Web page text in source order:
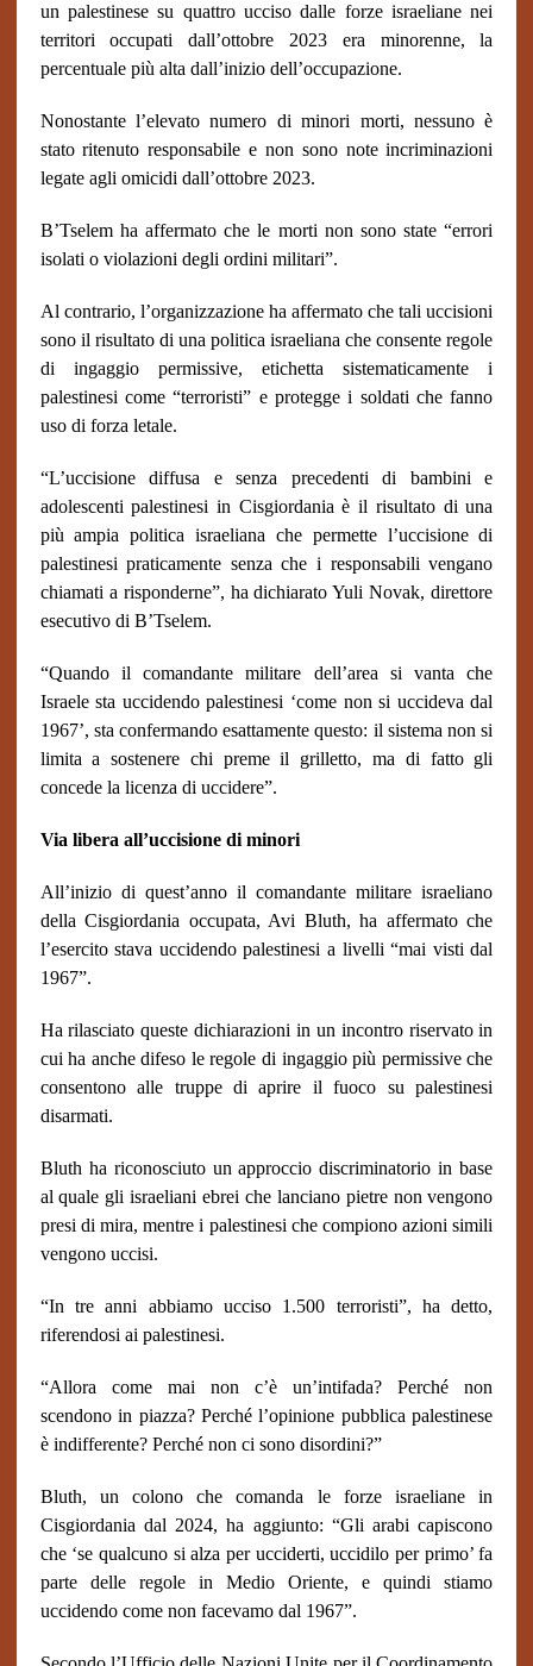
un palestinese su quattro ucciso dalle forze israeliane nei
territori occupati dall’ottobre 2023 era minorenne, la
percentuale più alta dall’inizio dell’occupazione.
Nonostante l’elevato numero di minori morti, nessuno è
stato ritenuto responsabile e non sono note incriminazioni
legate agli omicidi dall’ottobre 2023.
B’Tselem ha affermato che le morti non sono state “errori
isolati o violazioni degli ordini militari”.
Al contrario, l’organizzazione ha affermato che tali uccisioni
sono il risultato di una politica israeliana che consente regole
di ingaggio permissive, etichetta sistematicamente i
palestinesi come “terroristi” e protegge i soldati che fanno
uso di forza letale.
“L’uccisione diffusa e senza precedenti di bambini e
adolescenti palestinesi in Cisgiordania è il risultato di una
più ampia politica israeliana che permette l’uccisione di
palestinesi praticamente senza che i responsabili vengano
chiamati a risponderne”, ha dichiarato Yuli Novak, direttore
esecutivo di B’Tselem.
“Quando il comandante militare dell’area si vanta che
Israele sta uccidendo palestinesi ‘come non si uccideva dal
1967’, sta confermando esattamente questo: il sistema non si
limita a sostenere chi preme il grilletto, ma di fatto gli
concede la licenza di uccidere”.
Via libera all’uccisione di minori
All’inizio di quest’anno il comandante militare israeliano
della Cisgiordania occupata, Avi Bluth, ha affermato che
l’esercito stava uccidendo palestinesi a livelli “mai visti dal
1967”.
Ha rilasciato queste dichiarazioni in un incontro riservato in
cui ha anche difeso le regole di ingaggio più permissive che
consentono alle truppe di aprire il fuoco su palestinesi
disarmati.
Bluth ha riconosciuto un approccio discriminatorio in base
al quale gli israeliani ebrei che lanciano pietre non vengono
presi di mira, mentre i palestinesi che compiono azioni simili
vengono uccisi.
“In tre anni abbiamo ucciso 1.500 terroristi”, ha detto,
riferendosi ai palestinesi.
“Allora come mai non c’è un’intifada? Perché non
scendono in piazza? Perché l’opinione pubblica palestinese
è indifferente? Perché non ci sono disordini?”
Bluth, un colono che comanda le forze israeliane in
Cisgiordania dal 2024, ha aggiunto: “Gli arabi capiscono
che ‘se qualcuno si alza per ucciderti, uccidilo per primo’ fa
parte delle regole in Medio Oriente, e quindi stiamo
uccidendo come non facevamo dal 1967”.